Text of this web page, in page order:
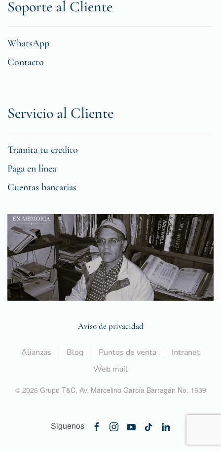
Soporte al Cliente
WhatsApp
Contacto
Servicio al Cliente
Tramita tu credito
Paga en línea
Cuentas bancarias
Aviso de privacidad
Alianzas Blog Puntos de venta
Intranet
Web mail
© 2026 Grupo T&C, Av. Marcelino García Barragán No. 1639
Siguenos